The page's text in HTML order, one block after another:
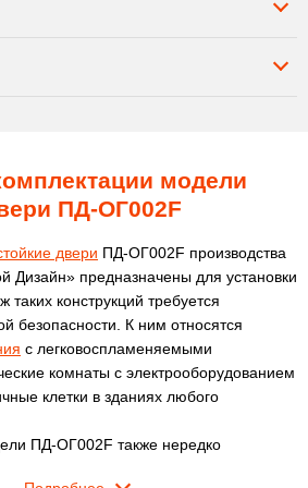
модели
ПД-ОГ002F
двери ПД-ОГ002F производства
Дизайн» предназначены для установки
таких конструкций требуется
безопасности. К ним относятся
с легковоспламеняемыми
комнаты с электрооборудованием
клетки в зданиях любого
ПД-ОГ002F также нередко